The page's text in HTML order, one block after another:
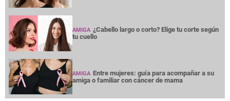
AMIGA ¿Cabello largo o corto? Elige tu corte según
tu cuello
AMIGA Entre mujeres: guía para acompañar a su
amiga o familiar con cáncer de mama